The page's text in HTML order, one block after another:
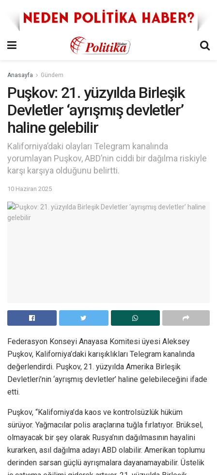
Anasayfa Gündem
Puşkov: 21. yüzyılda Birleşik
Devletler ‘ayrışmış devletler’
haline gelebilir
Kaliforniya’daki olayları Telegram kanalında
yorumlayan Puşkov, ABD’nin ciddi bir dağılma riskiyle
karşı karşıya olduğunu belirtti.
10 Haziran 2025
Federasyon Konseyi Anayasa Komitesi üyesi Aleksey
Puşkov, Kaliforniya’daki karışıklıkları Telegram kanalında
değerlendirdi. Puşkov, 21. yüzyılda Amerika Birleşik
Devletleri’nin ‘ayrışmış devletler’ haline gelebileceğini ifade
etti.
Puşkov, “Kaliforniya’da kaos ve kontrolsüzlük hüküm
sürüyor. Yağmacılar polis araçlarına tuğla fırlatıyor. Brüksel,
olmayacak bir şey olarak Rusya’nın dağılmasının hayalini
kurarken, asıl dağılma adayı ABD olabilir. Amerikan toplumu
derinden sarsan güçlü ayrışmalara dayanamayabilir. Üstelik